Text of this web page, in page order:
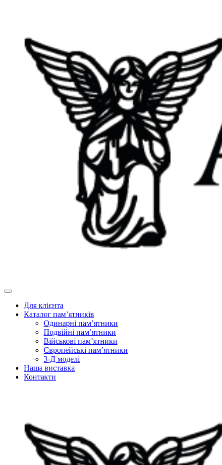
Для клієнта
Каталог пам’ятників
Одинарні пам’ятники
Подвійні пам’ятники
Військові пам’ятники
Європейські пам’ятники
3-Д моделі
Наша виставка
Контакти